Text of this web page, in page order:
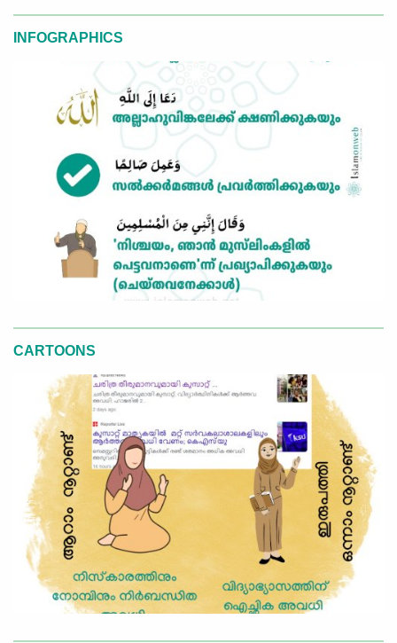
INFOGRAPHICS
CARTOONS